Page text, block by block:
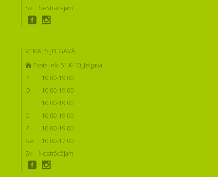
Sv:
Nestrādājam
VEIKALS JELGAVĀ:
Pasta iela 51 K-10, Jelgava
P:
10:00-19:00
O:
10:00-19:00
T:
10:00-19:00
C:
10:00-19:00
P:
10:00-19:00
Se:
10:00-17:00
Sv:
Nestrādājam